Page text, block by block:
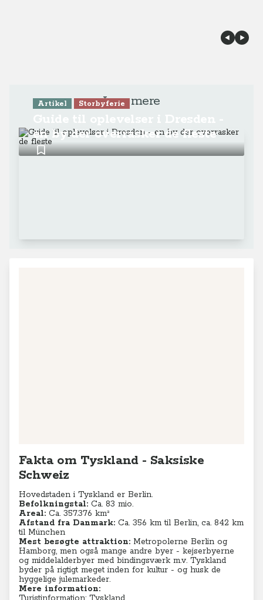
Læs mere
Artikel Storbyferie
en by der overrasker de fleste
Fakta om Tyskland - Saksiske
Schweiz
Hovedstaden i Tyskland er Berlin.
Befolkningstal: Ca. 83 mio.
Areal: Ca. 357.376 km²
Afstand fra Danmark: Ca. 356 km til Berlin, ca. 842 km
til München
Mest besøgte attraktion: Metropolerne Berlin og
Hamborg, men også mange andre byer - kejserbyerne
og middelalderbyer med bindingsværk m.v. Tyskland
byder på rigtigt meget inden for kultur - og husk de
hyggelige julemarkeder.
Mere information: